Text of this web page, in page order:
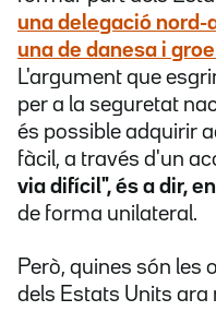
una delegació nord-
una de danesa i
L'argument que
per a la seguretat
és possible adquirir
fàcil, a través d'un
via difícil", és a dir,
de forma unilateral.
Però, quines són les
dels Estats Units ara